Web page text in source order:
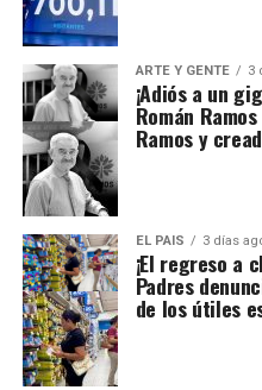
ARTE Y GENTE 3
¡Adiós a un
Román
Ramos y
EL PAIS 3 días
¡El regreso a
Padres
de los útiles